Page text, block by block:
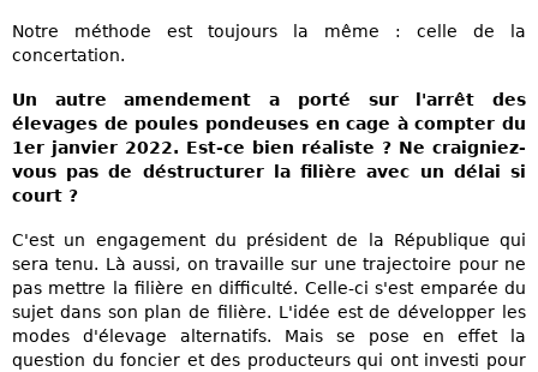
Notre méthode est toujours la même : celle de la
concertation.
Un autre amendement a porté sur l'arrêt des
élevages de poules pondeuses en cage à compter du
1er janvier 2022. Est-ce bien réaliste ? Ne craigniez-
vous pas de déstructurer la filière avec un délai si
court ?
C'est un engagement du président de la République qui
sera tenu. Là aussi, on travaille sur une trajectoire pour ne
pas mettre la filière en difficulté. Celle-ci s'est emparée du
sujet dans son plan de filière. L'idée est de développer les
modes d'élevage alternatifs. Mais se pose en effet la
question du foncier et des producteurs qui ont investi pour